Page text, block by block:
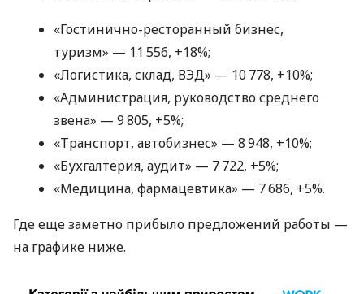
«Гостинично-ресторанный бизнес,
туризм» — 11 556, +18%;
«Логистика, склад, ВЭД» — 10 778, +10%;
«Администрация, руководство среднего
звена» — 9 805, +5%;
«Транспорт, автобизнес» — 8 948, +10%;
«Бухгалтерия, аудит» — 7 722, +5%;
«Медицина, фармацевтика» — 7 686, +5%.
Где еще заметно прибыло предложений работы —
на графике ниже.